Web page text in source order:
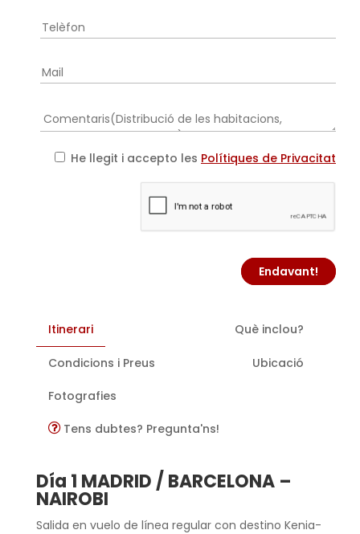
He llegit i accepto les Polítiques de Privacitat
Endavant!
Itinerari Què inclou?
Condicions i Preus Ubicació
Fotografies
Tens dubtes? Pregunta'ns!
Día 1 MADRID / BARCELONA –
NAIROBI
Salida en vuelo de línea regular con destino Kenia-